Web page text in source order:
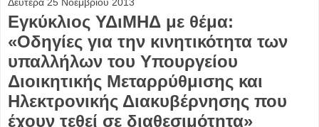
Εγκύκλιος ΥΔιΜΗΔ με θέμα:
«Οδηγίες για την κινητικότητα των
υπαλλήλων του Υπουργείου
Διοικητικής Μεταρρύθμισης και
Ηλεκτρονικής Διακυβέρνησης που
έχουν τεθεί σε διαθεσιμότητα»